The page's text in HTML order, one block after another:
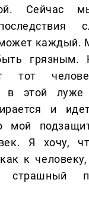
Сейчас
каждый.
грязным.
тот
в этой луже
и
мой
Я хочу,
к
страшный